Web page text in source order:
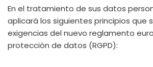
En el tratamiento de sus datos
aplicará los siguientes principios que
exigencias del nuevo reglamento
protección de datos (RGPD):